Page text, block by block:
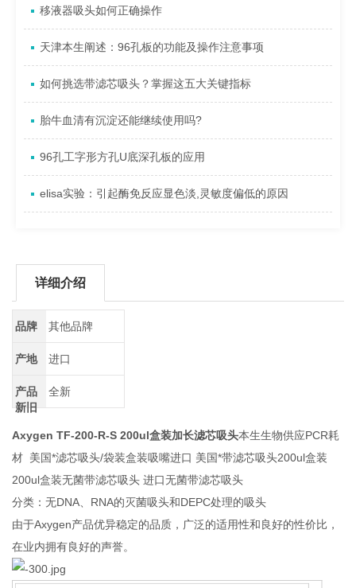
移液器吸头如何正确操作
天津本生阐述：96孔板的功能及操作注意事项
如何挑选带滤芯吸头？掌握这五大关键指标
胎牛血清有沉淀还能继续使用吗?
96孔工字形方孔U底深孔板的应用
elisa实验：引起酶免反应显色淡,灵敏度偏低的原因
详细介绍
品牌 其他品牌
产地 进口
产品
新旧
全新
Axygen TF-200-R-S 200ul盒装加长滤芯吸头本生生物供应PCR耗
材 美国*滤芯吸头/袋装盒装吸嘴进口 美国*带滤芯吸头200ul盒装
200ul盒装无菌带滤芯吸头 进口无菌带滤芯吸头
分类：无DNA、RNA的灭菌吸头和DEPC处理的吸头
由于Axygen产品优异稳定的品质，广泛的适用性和良好的性价比，
在业内拥有良好的声誉。